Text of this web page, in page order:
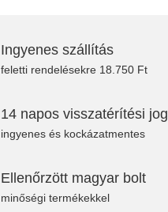
Ingyenes szállítás
feletti rendelésekre 18.750 Ft
14 napos visszatérítési jog
ingyenes és kockázatmentes
Ellenőrzött magyar bolt
minőségi termékekkel